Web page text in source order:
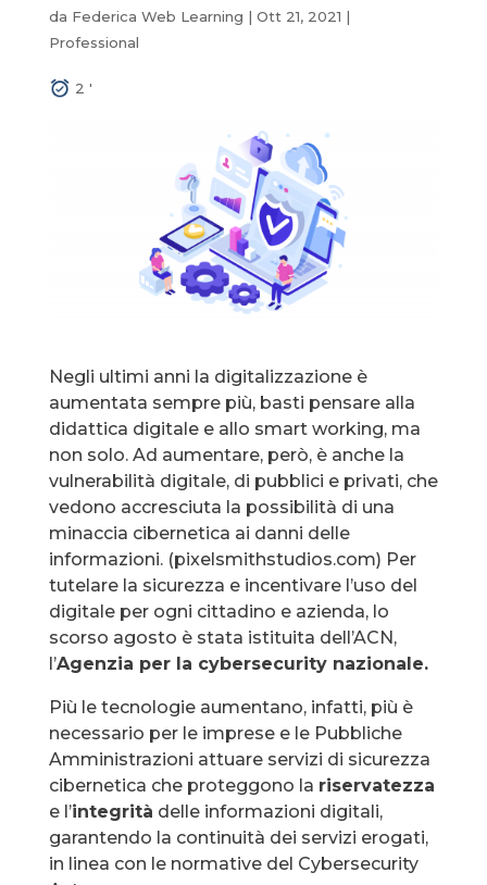
da Federica Web Learning | Ott 21, 2021 |
Professional
2 '
Negli ultimi anni la digitalizzazione è
aumentata sempre più, basti pensare alla
didattica digitale e allo smart working, ma
non solo. Ad aumentare, però, è anche la
vulnerabilità digitale, di pubblici e privati, che
vedono accresciuta la possibilità di una
minaccia cibernetica ai danni delle
informazioni. (pixelsmithstudios.com) Per
tutelare la sicurezza e incentivare l’uso del
digitale per ogni cittadino e azienda, lo
scorso agosto è stata istituita dell’ACN,
l’Agenzia per la cybersecurity nazionale.
Più le tecnologie aumentano, infatti, più è
necessario per le imprese e le Pubbliche
Amministrazioni attuare servizi di sicurezza
cibernetica che proteggono la riservatezza
e l’integrità delle informazioni digitali,
garantendo la continuità dei servizi erogati,
in linea con le normative del Cybersecurity